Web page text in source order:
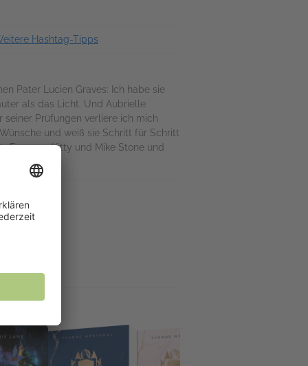
Hashtag-Tipps
Pater Lucien Graves: Ich habe sie
als das Licht. Und Aubrielle
seiner Prüfungen verliere ich mich
und weiß sie Schritt für Schritt
Fans von Kitty und Mike Stone und